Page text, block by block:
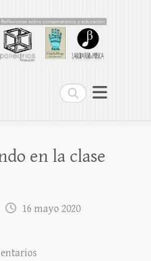
Buscar
el Oasis
en la clase
16 mayo 2020